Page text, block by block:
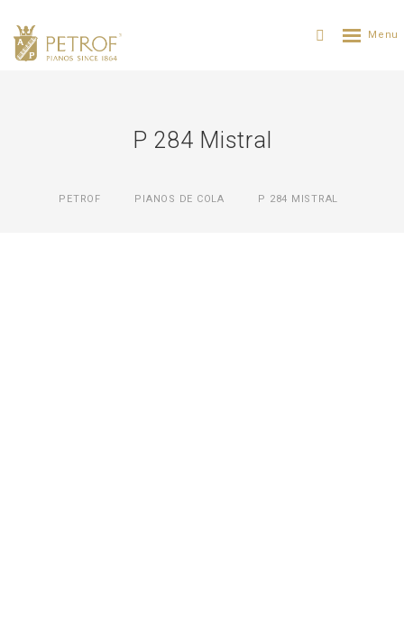
P 284 Mistral
PETROF PIANOS DE COLA P 284 MISTRAL